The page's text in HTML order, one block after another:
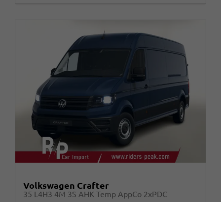
Volkswagen Crafter
35 L4H3 4M 3S AHK Temp AppCo 2xPDC